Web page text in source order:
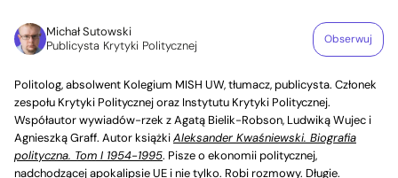
Michał Sutowski
Publicysta Krytyki Politycznej
Obserwuj
Politolog, absolwent Kolegium MISH UW, tłumacz, publicysta. Członek
zespołu Krytyki Politycznej oraz Instytutu Krytyki Politycznej.
Współautor wywiadów-rzek z Agatą Bielik-Robson, Ludwiką Wujec i
Agnieszką Graff. Autor książkiAleksander Kwaśniewski. Biografia
polityczna. Tom I 1954-1995. Pisze o ekonomii politycznej,
nadchodzącej apokalipsie UE i nie tylko. Robi rozmowy. Długie.